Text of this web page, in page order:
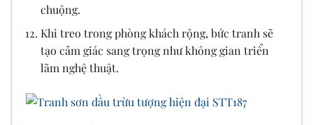
chuộng.
Khi treo trong phòng khách rộng, bức tranh sẽ
tạo cảm giác sang trọng như không gian triển
lãm nghệ thuật.